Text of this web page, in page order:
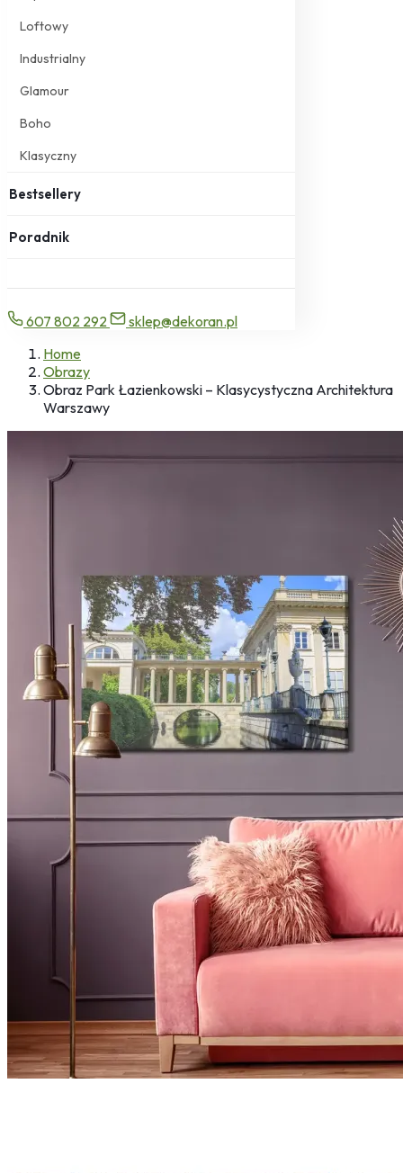
Loftowy
Industrialny
Glamour
Boho
Klasyczny
Bestsellery
Poradnik
607 802 292
sklep@dekoran.pl
Home
Obrazy
Obraz Park Łazienkowski – Klasycystyczna Architektura
Warszawy